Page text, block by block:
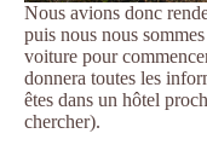
Nous avions donc
puis nous nous
voiture pour
donnera toutes les
êtes dans un hôtel
chercher).